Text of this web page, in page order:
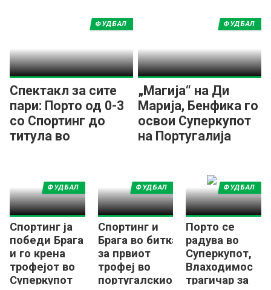
Спектакл за сите
пари: Порто од 0-3
со Спортинг до
титула во
ФУДБАЛ
„Магија“ на Ди
Марија, Бенфика го
освои Суперкупот
на Португалија
ФУДБАЛ
Спортинг ја
победи Брага
и го крена
трофејот во
Суперкупот
ФУДБАЛ
Спортинг и
Брага во битка
за првиот
трофеј во
португалскиот
ФУДБАЛ
Порто се
радува во
Суперкупот,
Влаходимос
трагичар за
ФУДБАЛ